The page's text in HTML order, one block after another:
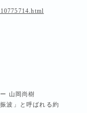
山岡尚樹
波」と呼ばれる約